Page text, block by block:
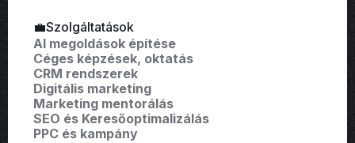
💼Szolgáltatások
AI megoldások építése
Céges képzések, oktatás
CRM rendszerek
Digitális marketing
Marketing mentorálás
SEO és Keresőoptimalizálás
PPC és kampány